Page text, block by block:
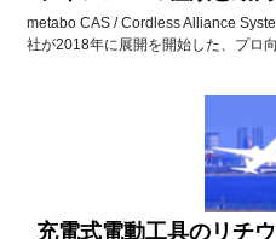
metabo CAS / Cordless Alliance
社が2018年に展開を開始した、プロ
充電式電動工具のリチ